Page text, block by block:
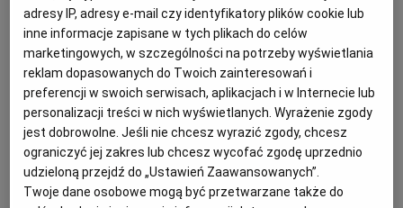
ZUPY
CIASTA
NAPOJE
SAŁATKI
WIELKANOC
WALENTYNKI
DOMOWE PRZYJĘCIE
GRILL
KUCHNIA AFRYKAŃSKA
KUCHNIA JAPOŃSKA
KUCHNIA CHIŃSKA
KUCHNIA TAJSKA
SZKOŁA GOTOWANIA
PORADY
ZAKUPY
SPRZĘT KUCHENNY
ZDROWA DIETA
DIETA
FIT PRZEPISY
WEGE
DO POCZYTANIA
PODRÓŻE KULINARNE
HISTORIE KULINARNE
NASZE SERWISY
SERWISY LOKALNE
adresy IP, adresy e-mail czy identyfikatory plików cookie lub
inne informacje zapisane w tych plikach do celów
marketingowych, w szczególności na potrzeby wyświetlania
reklam dopasowanych do Twoich zainteresowań i
preferencji w swoich serwisach, aplikacjach i w Internecie lub
personalizacji treści w nich wyświetlanych. Wyrażenie zgody
jest dobrowolne. Jeśli nie chcesz wyrazić zgody, chcesz
ograniczyć jej zakres lub chcesz wycofać zgodę uprzednio
udzieloną przejdź do „Ustawień Zaawansowanych”.
Twoje dane osobowe mogą być przetwarzane także do